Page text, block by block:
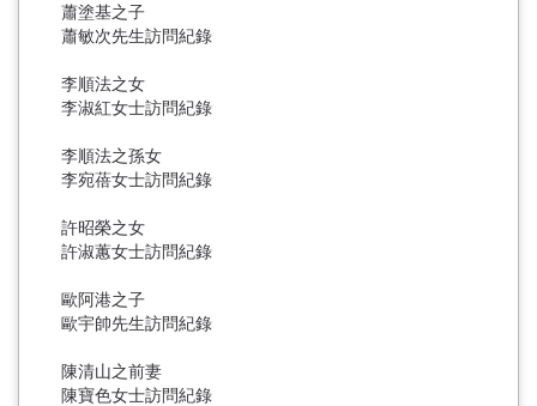
蕭塗基之子
蕭敏次先生訪問紀錄
李順法之女
李淑紅女士訪問紀錄
李順法之孫女
李宛蓓女士訪問紀錄
許昭榮之女
許淑蕙女士訪問紀錄
歐阿港之子
歐宇帥先生訪問紀錄
陳清山之前妻
陳寶色女士訪問紀錄